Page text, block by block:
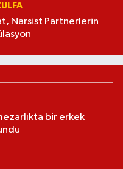
Narsist Partnerlerin
bir erkek